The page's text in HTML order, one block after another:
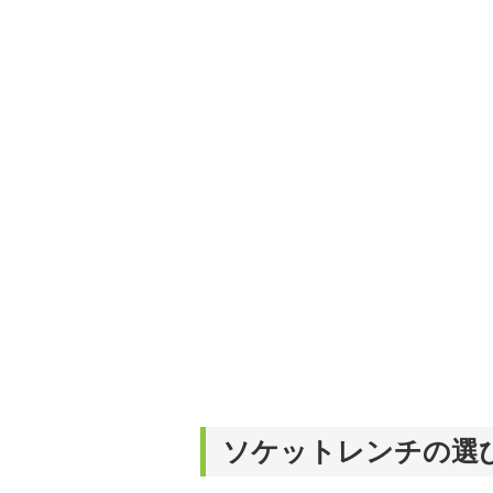
ソケットレンチの選